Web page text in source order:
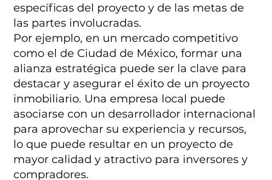
específicas del proyecto y de las metas de
las partes involucradas.
Por ejemplo, en un mercado competitivo
como el de Ciudad de México, formar una
alianza estratégica puede ser la clave para
destacar y asegurar el éxito de un proyecto
inmobiliario. Una empresa local puede
asociarse con un desarrollador internacional
para aprovechar su experiencia y recursos,
lo que puede resultar en un proyecto de
mayor calidad y atractivo para inversores y
compradores.